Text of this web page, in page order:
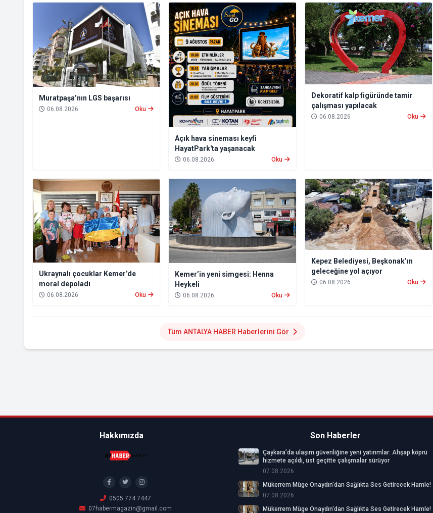
Muratpaşa’nın LGS başarısı
06.08.2026 Oku
Açık hava sineması keyfi
HayatPark'ta yaşanacak
06.08.2026 Oku
Dekoratif kalp figüründe tamir
çalışması yapılacak
06.08.2026 Oku
Ukraynalı çocuklar Kemer’de
moral depoladı
06.08.2026 Oku
Kemer’in yeni simgesi: Henna
Heykeli
06.08.2026 Oku
Kepez Belediyesi, Beşkonak’ın
geleceğine yol açıyor
06.08.2026 Oku
Tüm ANTALYA HABER Haberlerini Gör
Hakkımızda
0505 774 7447
07habermagazin@gmail.com
Son Haberler
Çaykara’da ulaşım güvenliğine yeni yatırımlar: Ahşap köprü
hizmete açıldı, üst geçitte çalışmalar sürüyor
07.08.2026
Mükerrem Müge Onaydın'dan Sağlıkta Ses Getirecek Hamle!
07.08.2026
Mükerrem Müge Onaydın'dan Sağlıkta Ses Getirecek Hamle!